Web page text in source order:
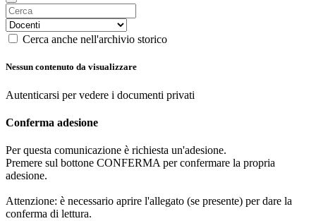
Cerca anche nell'archivio storico
Nessun contenuto da visualizzare
Autenticarsi per vedere i documenti privati
Conferma adesione
Per questa comunicazione è richiesta un'adesione.
Premere sul bottone CONFERMA per confermare la propria
adesione.
Attenzione: è necessario aprire l'allegato (se presente) per dare la
conferma di lettura.